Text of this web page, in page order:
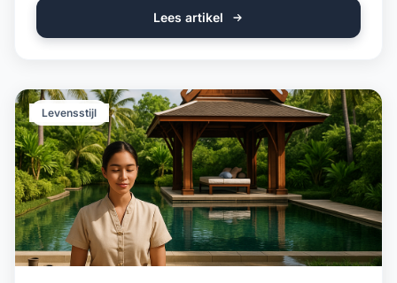
Lees artikel
Levensstijl